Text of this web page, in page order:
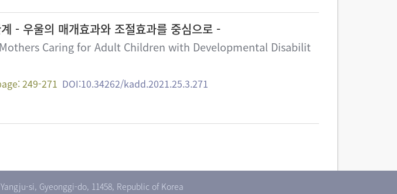
- 우울의 매개효과와 조절효과를 중심으로 -
Caring for Adult Children with Developmental Disabilit
249-271 DOI:10.34262/kadd.2021.25.3.271
si, Gyeonggi-do, 11458, Republic of Korea